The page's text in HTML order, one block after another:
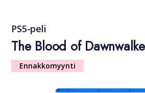
PS5-peli
The Blood of
Ennakkomyynti